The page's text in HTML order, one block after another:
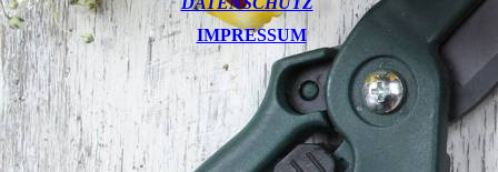
IMPRESSUM